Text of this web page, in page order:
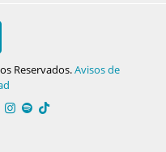
Reservados.Avisos de